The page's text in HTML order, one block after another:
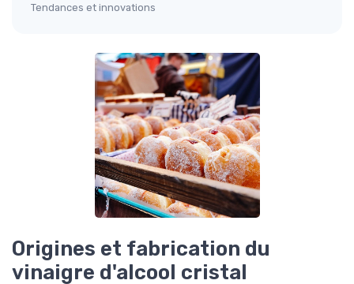
Tendances et innovations
Origines et fabrication du
vinaigre d'alcool cristal